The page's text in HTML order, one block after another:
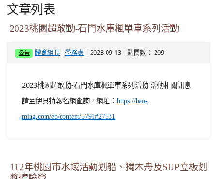
文章列表
2023桃園超敢動-石門水庫楓單車系列活動
公告 體育組長 -學務處 | 2023-09-13 | 點閱數： 209
2023桃園超敢動-石門水庫楓單車系列活動 活動相關訊息
請至伊貝特報名網查詢，網址： https://bao-
ming.com/eb/content/5791#27531
112年桃園市水域活動划船、獨木舟及SUP立板划